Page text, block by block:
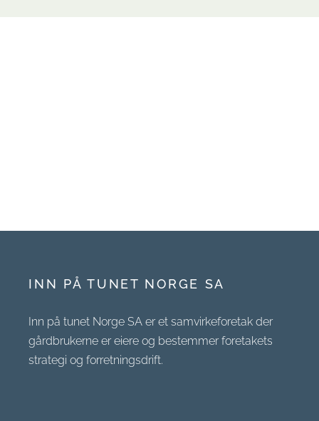
INN PÅ TUNET NORGE SA
Inn på tunet Norge SA er et samvirkeforetak der
gårdbrukerne er eiere og bestemmer foretakets
strategi og forretningsdrift.